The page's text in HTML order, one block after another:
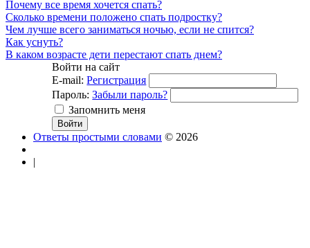
Почему все время хочется спать?
Сколько времени положено спать подростку?
Чем лучше всего заниматься ночью, если не спится?
Как уснуть?
В каком возрасте дети перестают спать днем?
Войти на сайт
E-mail: Регистрация
Пароль: Забыли пароль?
Запомнить меня
Ответы простыми словами © 2026
|